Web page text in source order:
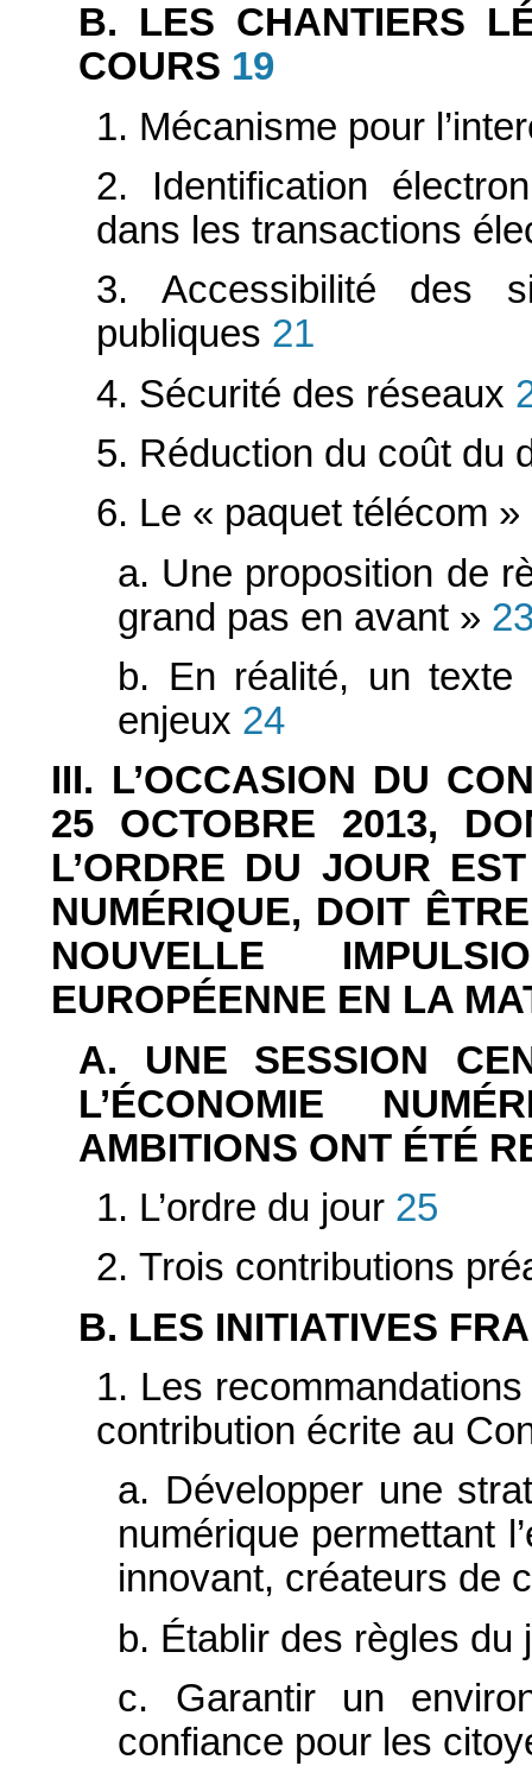
B. LES CHANTIERS
COURS 19
1. Mécanisme pour
2. Identification
dans les transactions
3. Accessibilité des
publiques 21
4. Sécurité des réseaux
5. Réduction du coût du
6. Le « paquet télécom
a. Une proposition de
grand pas en avant »
b. En réalité, un texte
enjeux 24
III. L’OCCASION DU
25 OCTOBRE 2013,
L’ORDRE DU JOUR
NUMÉRIQUE, DOIT
NOUVELLE
EUROPÉENNE EN LA
A. UNE SESSION
L’ÉCONOMIE
AMBITIONS ONT ÉTÉ
1. L’ordre du jour25
2. Trois contributions
B. LES INITIATIVES
1. Les
contribution écrite au
a. Développer une
numérique permettant
innovant, créateurs de
b. Établir des règles du
c. Garantir un
confiance pour les